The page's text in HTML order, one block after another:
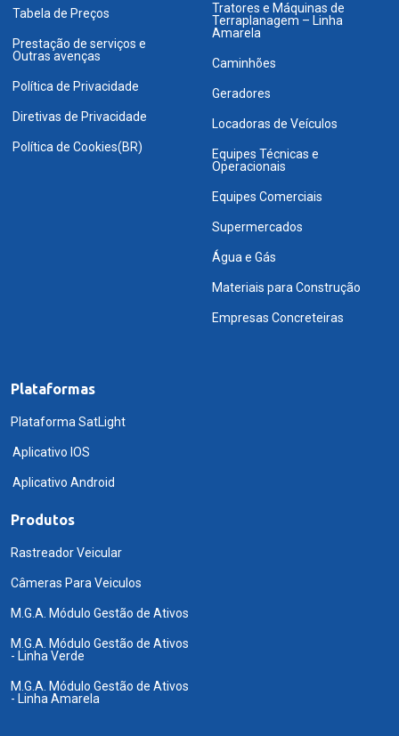
Tabela de Preços
Prestação de serviços e
Outras avenças
Política de Privacidade
Diretivas de Privacidade
Política de Cookies(BR)
Tratores e Máquinas de
Terraplanagem – Linha
Amarela
Caminhões
Geradores
Locadoras de Veículos
Equipes Técnicas e
Operacionais
Equipes Comerciais
Supermercados
Água e Gás
Materiais para Construção
Empresas Concreteiras
Plataformas
Plataforma SatLight
Aplicativo IOS
Aplicativo Android
Produtos
Rastreador Veicular
Câmeras Para Veiculos
M.G.A. Módulo Gestão de Ativos
M.G.A. Módulo Gestão de Ativos
- Linha Verde
M.G.A. Módulo Gestão de Ativos
- Linha Amarela